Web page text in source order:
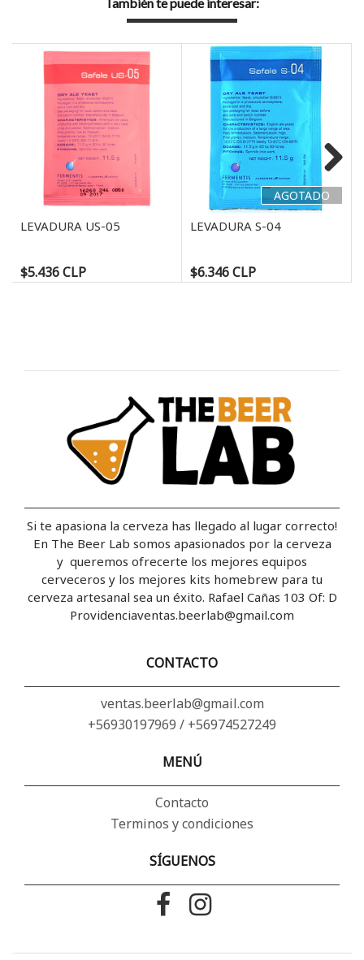
LEVADURA US-05
$5.436 CLP
AGOTADO
LEVADURA S-04
$6.346 CLP
Next
Si te apasiona la cerveza has llegado al lugar correcto!
En The Beer Lab somos apasionados por la cerveza
y queremos ofrecerte los mejores equipos
cerveceros y los mejores kits homebrew para tu
cerveza artesanal sea un éxito. Rafael Cañas 103 Of: D
Providenciaventas.beerlab@gmail.com
CONTACTO
ventas.beerlab@gmail.com
+56930197969 / +56974527249
MENÚ
Contacto
Terminos y condiciones
SÍGUENOS